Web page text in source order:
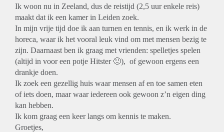
Ik woon nu in Zeeland, dus de reistijd (2,5 uur enkele reis)
maakt dat ik een kamer in Leiden zoek.
In mijn vrije tijd doe ik aan turnen en tennis, en ik werk in de
horeca, waar ik het vooral leuk vind om met mensen bezig te
zijn. Daarnaast ben ik graag met vrienden: spelletjes spelen
(altijd in voor een potje Hitster 🙂), of gewoon ergens een
drankje doen.
Ik zoek een gezellig huis waar mensen af en toe samen eten
of iets doen, maar waar iedereen ook gewoon z’n eigen ding
kan hebben.
Ik kom graag een keer langs om kennis te maken.
Groetjes,